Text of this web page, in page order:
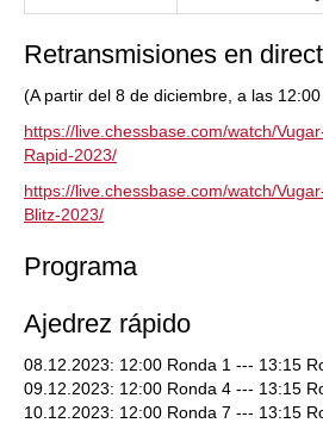
Retransmisiones en
(A partir del 8 de diciembre, a las 12:00
https://live.chessbase.com/watch/
Rapid-2023/
https://live.chessbase.com/watch/
Blitz-2023/
Programa
Ajedrez rápido
08.12.2023: 12:00 Ronda 1 --- 13:15
09.12.2023: 12:00 Ronda 4 --- 13:15
10.12.2023: 12:00 Ronda 7 --- 13:15